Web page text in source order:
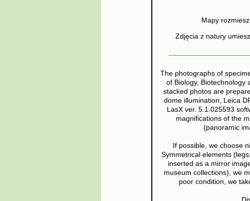
Mapy
Zdjęcia z natury
The photographs of
of Biology, Biotechnology
stacked photos are
dome illumination, Leica
LasX ver. 5.1.025593
magnifications of the
(panoramic
If possible, we choose
Symmetrical elements
inserted as a mirror
museum collections), we
poor condition, we